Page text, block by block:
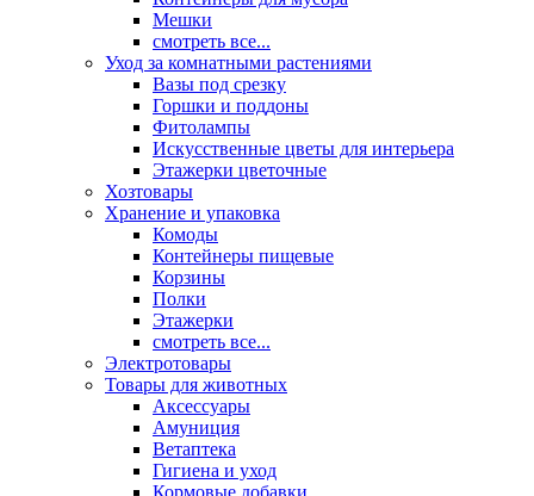
Мешки
смотреть все...
Уход за комнатными растениями
Вазы под срезку
Горшки и поддоны
Фитолампы
Искусственные цветы для интерьера
Этажерки цветочные
Хозтовары
Хранение и упаковка
Комоды
Контейнеры пищевые
Корзины
Полки
Этажерки
смотреть все...
Электротовары
Товары для животных
Аксессуары
Амуниция
Ветаптека
Гигиена и уход
Кормовые добавки